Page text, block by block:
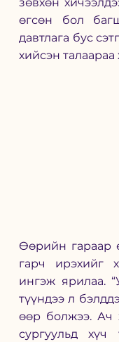
өгсөн бол
давтлага бус
хийсэн
Өөрийн гараар
гарч ирэхийг
ингэж ярилаа.
түүндээ л
өөр болжээ. Ач
сургуульд хүч